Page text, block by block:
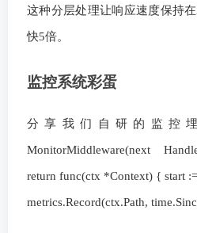
这种分层处理让响应速度保持
快5倍。
监控系统彩蛋
分享我们自研的监控
MonitorMiddleware(next
return func(ctx *Context) { start
metrics.Record(ctx.Path,